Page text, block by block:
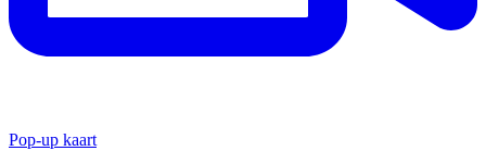
Pop-up kaart